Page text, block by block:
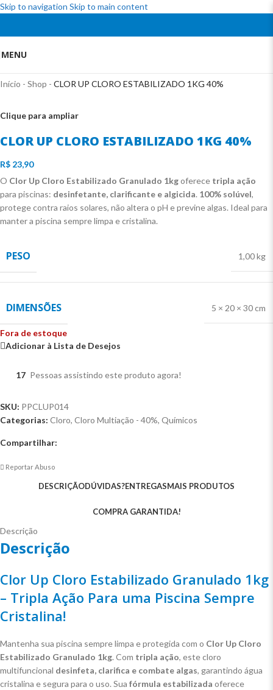
Skip to navigation Skip to main content
MENU
Início - Shop - CLOR UP CLORO ESTABILIZADO 1KG 40%
Clique para ampliar
CLOR UP CLORO ESTABILIZADO 1KG 40%
R$ 23,90
O Clor Up Cloro Estabilizado Granulado 1kgoferece tripla ação
para piscinas: desinfetante, clarificante e algicida. 100% solúvel,
protege contra raios solares, não altera o pH e previne algas. Ideal para
manter a piscina sempre limpa e cristalina.
PESO 1,00 kg
DIMENSÕES 5 × 20 × 30 cm
Fora de estoque
Adicionar à Lista de Desejos
17 Pessoas assistindo este produto agora!
SKU: PPCLUP014
Categorias: Cloro, Cloro Multiação - 40%, Químicos
Compartilhar:
Reportar Abuso
DESCRIÇÃODÚVIDAS?ENTREGASMAIS PRODUTOS
COMPRA GARANTIDA!
Descrição
Descrição
Clor Up Cloro Estabilizado Granulado 1kg
– Tripla Ação Para uma Piscina Sempre
Cristalina!
Mantenha sua piscina sempre limpa e protegida com o Clor Up Cloro
Estabilizado Granulado 1kg. Com tripla ação, este cloro
multifuncional desinfeta, clarifica e combate algas, garantindo água
cristalina e segura para o uso. Sua fórmula estabilizada oferece